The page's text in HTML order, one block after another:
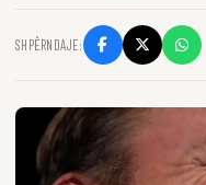
SHPËRNDAJE: